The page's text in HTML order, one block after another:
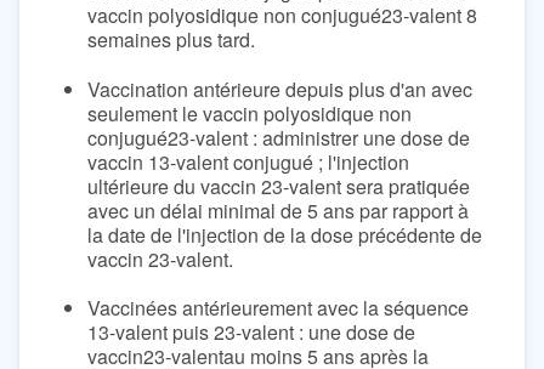
vaccin polyosidique non conjugué23-valent 8
semaines plus tard.
Vaccination antérieure depuis plus d'an avec
seulement le vaccin polyosidique non
conjugué23-valent : administrer une dose de
vaccin 13-valent conjugué ; l'injection
ultérieure du vaccin 23-valent sera pratiquée
avec un délai minimal de 5 ans par rapport à
la date de l'injection de la dose précédente de
vaccin 23-valent.
Vaccinées antérieurement avec la séquence
13-valent puis 23-valent : une dose de
vaccin23-valentau moins 5 ans après la